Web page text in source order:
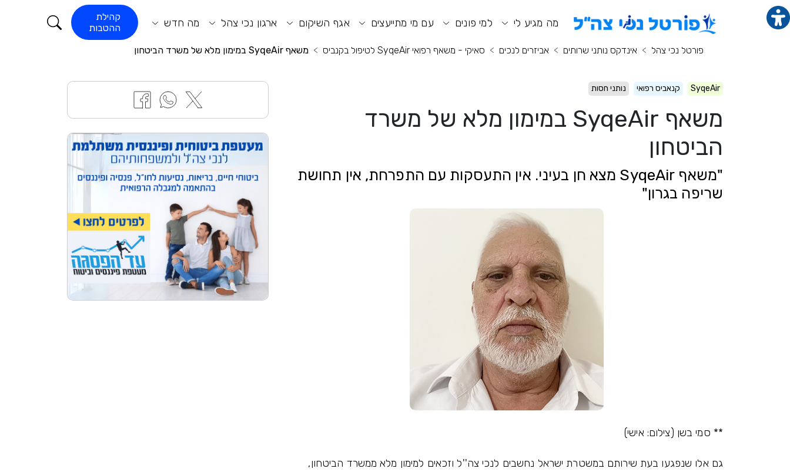
מה מגיע לי למי פונים עם מי מתייעצים אגף השיקום ארגון נכי צהל מה חדש
קהילת
ההטבות
פורטל נכי צהל
אינדקס נותני שרותים אביזרים לנכים סאיקי - משאף רפואי SyqeAir לטיפול בקנביס משאף SyqeAir במימון מלא של משרד הביטחון
SyqeAir קנאביס רפואי נותני חסות
משאף SyqeAir במימון מלא של משרד
הביטחון
"משאף SyqeAir מצא חן בעיני. אין התעסקות עם התפרחת, אין תחושת
שריפה בגרון"
** סמי בשן (צילום: אישי)
גם אלו שנפגעו בעת שירותם במשטרת ישראל נחשבים לנכי צה''ל וזכאים למימון מלא ממשרד הביטחון,
תוכן מרכזי מנוע חיפוש תפריט ראשי תפריט נגישות קורא התוכן